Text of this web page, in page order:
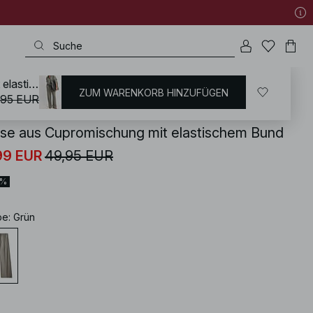
/ Hosen / Weite Hosen
aus Cupromischung mit elastischem Bund
EUR49,95 EUR
: Grün
Hose aus Cupromischung mit elastischem Bund
EUR ZUM WARENKORB HINZUFÜGEN